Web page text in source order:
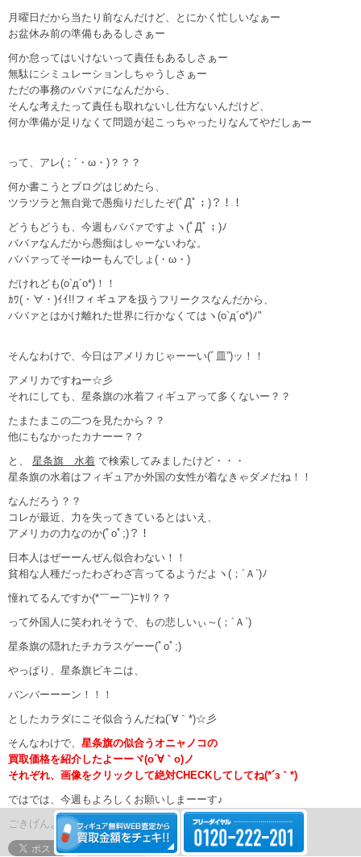
月曜日だから当たり前なんだけど、とにかく忙しいなぁー
お盆休み前の準備もあるしさぁー
何か怠ってはいけないって責任もあるしさぁー
無駄にシミュレーションしちゃうしさぁー
ただの事務のババァになんだから、
そんな考えたって責任も取れないし仕方ないんだけど、
何か準備が足りなくて問題が起こっちゃったりなんてやだしぁー
って、アレ(；´・ω・)？？？
何か書こうとブログはじめたら、
ツラツラと無自覚で愚痴りだしたぞ(ﾟДﾟ；)？！！
どうもどうも、今週もババァですよヽ(ﾟДﾟ；)ﾉ
ババァなんだから愚痴はしゃーないわな。
ババァってそーゆーもんでしょ(・ω・)
だけれども(o`д´o*)！！
ｶﾜ(・∀・)ｲｲ!!フィギュアを扱うフリークスなんだから、
ババァとはかけ離れた世界に行かなくてはヽ(o`д´o*)ﾉ"
そんなわけで、今日はアメリカじゃーーい(ﾞ皿”)ッ！！
アメリカですねー☆彡
それにしても、星条旗の水着フィギュアって多くないー？？
たまたまこの二つを見たから？？
他にもなかったカナーー？？
と、 星条旗 水着 で検索してみましたけど・・・
星条旗の水着はフィギュアか外国の女性が着なきゃダメだね！！
なんだろう？？
コレが最近、力を失ってきているとはいえ、
アメリカの力なのか(ﾟoﾟ;)？！
日本人はぜーーんぜん似合わない！！
貧相な人種だったわざわざ言ってるようだよヽ(；´Ａ`)ﾉ
憧れてるんですか(*￣ー￣)ﾆﾔﾘ？？
って外国人に笑われそうで、もの悲しいぃ～(；´Ａ`)
星条旗の隠れたチカラスゲーー(ﾟoﾟ;)
やっぱり、星条旗ビキニは、
バンバーーーン！！！
としたカラダにこそ似合うんだね(´∀｀*)☆彡
そんなわけで、 星条旗の似合うオニャノコの
買取価格を紹介したよーーヾ(o´∀｀o)ノ
それぞれ、画像をクリックして絶対CHECKしてしてね(*´з｀*)
ではでは、今週もよろしくお願いしまーーす♪
ごきげんよぉーーーうヽ(*´∀`) ﾉ